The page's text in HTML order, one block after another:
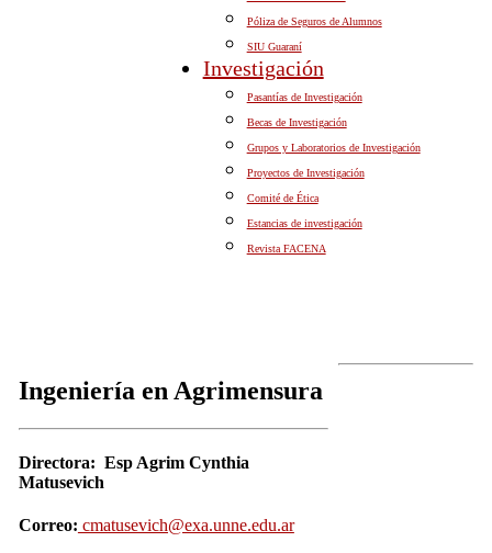
Póliza de Seguros de Alumnos
SIU Guaraní
Investigación
Pasantías de Investigación
Becas de Investigación
Grupos y Laboratorios de Investigación
Proyectos de Investigación
Comité de Ética
Estancias de investigación
Revista FACENA
Ingeniería en Agrimensura
Directora: Esp Agrim Cynthia
Matusevich
Correo: cmatusevich@exa.unne.edu.ar